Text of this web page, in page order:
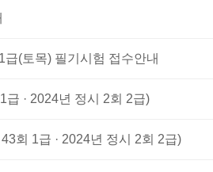
(토목) 필기시험 접수안내
급 · 2024년 정시 2회 2급)
회 1급 · 2024년 정시 2회 2급)